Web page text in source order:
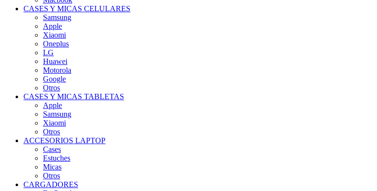
CASES Y MICAS CELULARES
Samsung
Apple
Xiaomi
Oneplus
LG
Huawei
Motorola
Google
Otros
CASES Y MICAS TABLETAS
Apple
Samsung
Xiaomi
Otros
ACCESORIOS LAPTOP
Cases
Estuches
Micas
Otros
CARGADORES